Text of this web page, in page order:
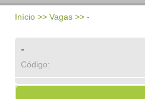
Início >> Vagas >> -
-
Código: